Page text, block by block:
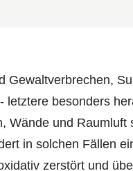
Gewaltverbrechen,
letztere besonders
Wände und
in solchen Fällen
zerstört und